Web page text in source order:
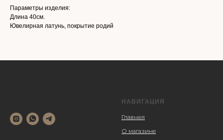
Параметры изделия:
Длина 40см.
Ювелирная латунь, покрытие родий
НАВИГАЦИЯ
Главная
О магазине